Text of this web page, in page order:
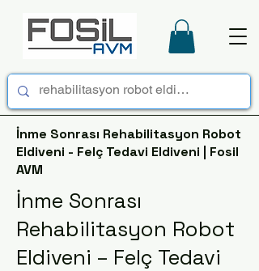
İnme Sonrası Rehabilitasyon Robot
Eldiveni - Felç Tedavi Eldiveni | Fosil
AVM
İnme Sonrası
Rehabilitasyon Robot
Eldiveni – Felç Tedavi